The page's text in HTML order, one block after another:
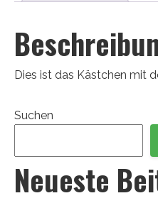
Dies ist das Kästchen mit
Suchen
Neueste